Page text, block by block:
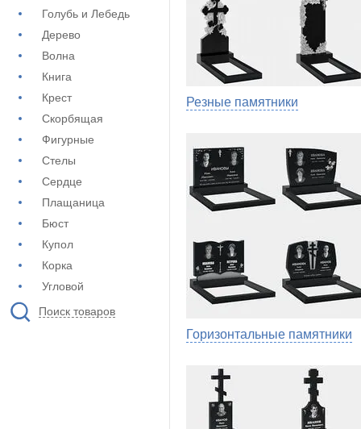
Голубь и Лебедь
Дерево
Волна
Книга
Крест
Скорбящая
Фигурные
Стелы
Сердце
Плащаница
Бюст
Купол
Корка
Угловой
Поиск товаров
Резные памятники
Горизонтальные памятники